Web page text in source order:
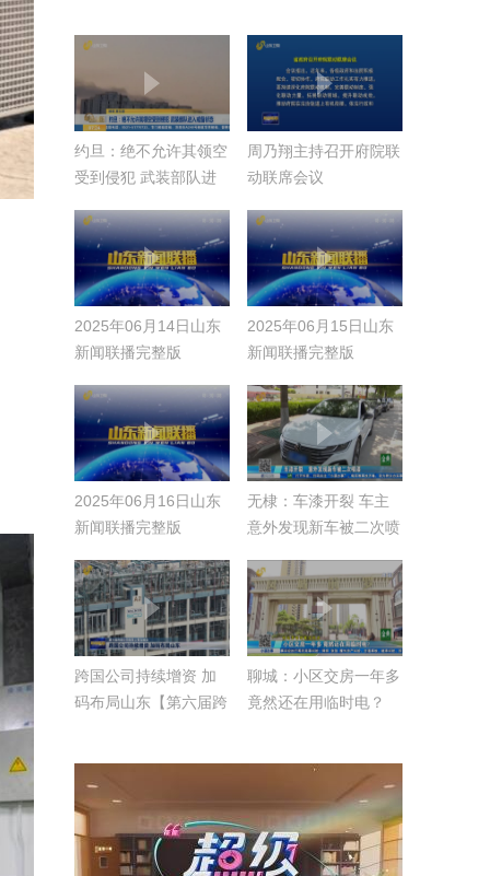
约旦：绝不允许其领空
受到侵犯 武装部队进
周乃翔主持召开府院联
动联席会议
2025年06月14日山东
新闻联播完整版
2025年06月15日山东
新闻联播完整版
2025年06月16日山东
新闻联播完整版
无棣：车漆开裂 车主
意外发现新车被二次喷
跨国公司持续增资 加
码布局山东【第六届跨
聊城：小区交房一年多
竟然还在用临时电？